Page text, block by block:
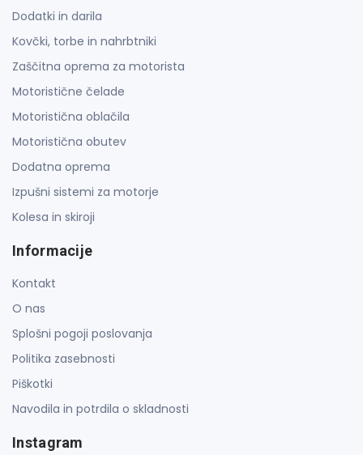
Dodatki in darila
Kovčki, torbe in nahrbtniki
Zaščitna oprema za motorista
Motoristične čelade
Motoristična oblačila
Motoristična obutev
Dodatna oprema
Izpušni sistemi za motorje
Kolesa in skiroji
Informacije
Kontakt
O nas
Splošni pogoji poslovanja
Politika zasebnosti
Piškotki
Navodila in potrdila o skladnosti
Instagram